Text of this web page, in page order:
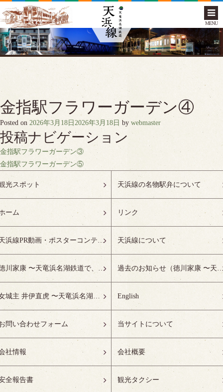
MENU
金指駅フラワーガーデン④
Posted on 2026年3月18日 2026年3月18日 by webmaster
投稿ナビゲーション
金指駅フラワーガーデン③
金指駅フラワーガーデン⑤
光スポット 天浜線の名物駅弁について
ーム リンク
天浜線PR動画・ポスターコンテスト受賞作品特設ページ 天浜線について
徳川家康 〜天竜浜名湖鉄道で、徳川ゆかりの地へ！〜 過去のお知らせ（徳川家康 〜天竜浜名湖鉄道で、
女城主 井伊直虎 〜天竜浜名湖鉄道で、井の国へ！〜 English
問い合わせフォーム 当サイトについて
社情報 会社概要
全報告書 観光タクシー